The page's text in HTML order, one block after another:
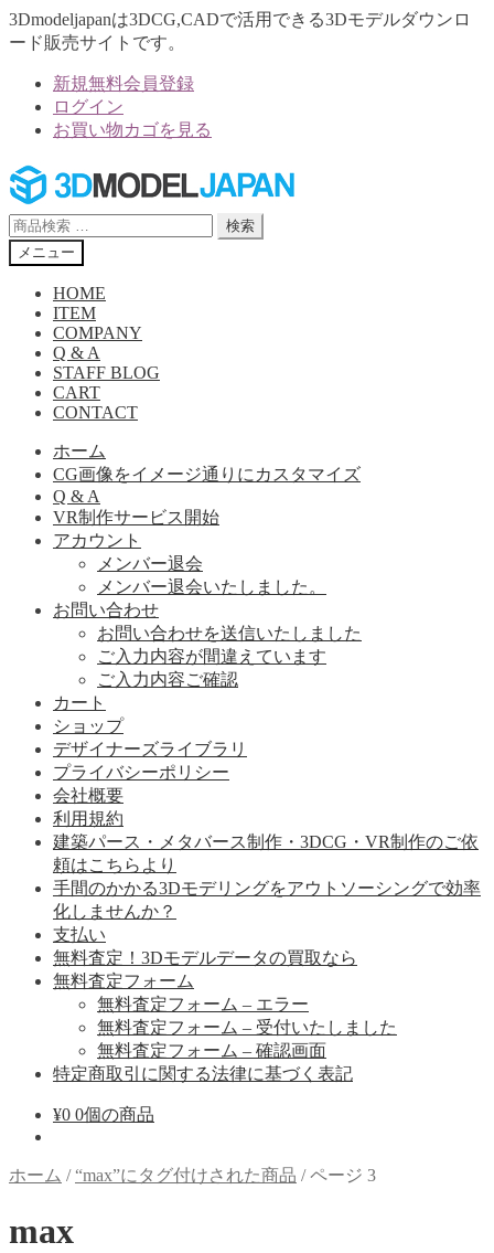
3Dmodeljapanは3DCG,CADで活用できる3Dモデルダウンロ
ード販売サイトです。
新規無料会員登録
ログイン
お買い物カゴを見る
ナ
ビ
ゲ
ー
シ
コ
ン
テ
ン
ツ
検
索
対
検索
メニュー
HOME
ITEM
COMPANY
Q & A
STAFF BLOG
CART
CONTACT
ホーム
CG画像をイメージ通りにカスタマイズ
Q & A
VR制作サービス開始
アカウント
メンバー退会
メンバー退会いたしました。
お問い合わせ
お問い合わせを送信いたしました
ご入力内容が間違えています
ご入力内容ご確認
カート
ショップ
デザイナーズライブラリ
プライバシーポリシー
会社概要
利用規約
建築パース・メタバース制作・3DCG・VR制作のご依
頼はこちらより
手間のかかる3Dモデリングをアウトソーシングで効率
化しませんか？
支払い
無料査定！3Dモデルデータの買取なら
無料査定フォーム
無料査定フォーム – エラー
無料査定フォーム – 受付いたしました
無料査定フォーム – 確認画面
特定商取引に関する法律に基づく表記
¥0 0個の商品
ホーム /“max”にタグ付けされた商品 /ページ 3
max